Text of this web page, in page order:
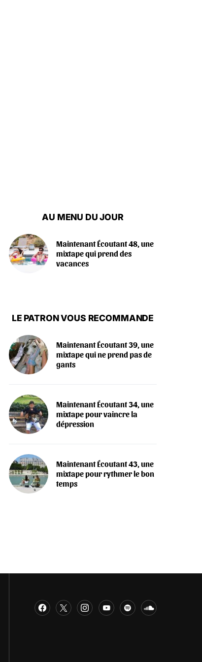
AU MENU DU JOUR
Maintenant Écoutant 48, une
mixtape qui prend des
vacances
LE PATRON VOUS RECOMMANDE
Maintenant Écoutant 39, une
mixtape qui ne prend pas de
gants
Maintenant Écoutant 34, une
mixtape pour vaincre la
dépression
Maintenant Écoutant 43, une
mixtape pour rythmer le bon
temps